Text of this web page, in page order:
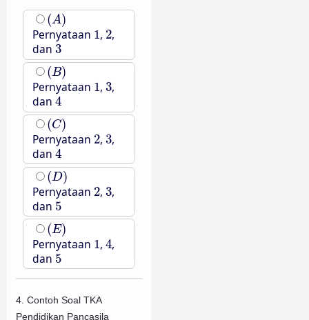
(A)
(A)
Pernyataan 1
1, 2
2,
dan 3
3
(B)
(B)
Pernyataan 1
1, 3
3,
dan 4
4
(C)
(C)
Pernyataan 2
2, 3
3,
dan 4
4
(D)
(D)
Pernyataan 2
2, 3
3,
dan 5
5
(E)
(E)
Pernyataan 1
1, 4
4,
dan 5
5
4. Contoh Soal TKA
Pendidikan Pancasila